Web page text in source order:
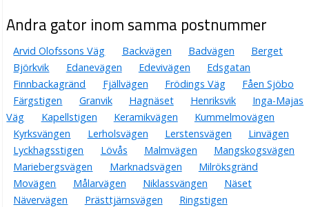
Andra gator inom samma postnummer
Arvid Olofssons Väg Backvägen Badvägen
Berget
Björkvik
Edanevägen Edevivägen
Edsgatan
Finnbackagränd
Fjällvägen Frödings Väg
Fåen Sjöbo
Färgstigen
Granvik Hagnäset Henriksvik
Inga-Majas
Väg
Kapellstigen Keramikvägen
Kummelmovägen
Kyrksvängen
Lerholsvägen Lerstensvägen
Linvägen
Lyckhagsstigen
Lövås Malmvägen
Mangskogsvägen
Mariebergsvägen
Marknadsvägen
Milröksgränd
Movägen
Målarvägen Niklassvängen
Näset
Nävervägen
Prästtjärnsvägen Ringstigen